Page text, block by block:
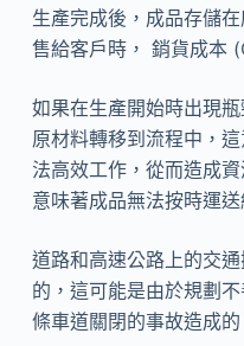
生產完成後，成品存儲
售給客戶時， 銷貨成本
如果在生產開始時出現
原材料轉移到流程中，
法高效工作，從而造成
意味著成品無法按時運送
道路和高速公路上的交
的，這可能是由於規劃
條車道關閉的事故造成的